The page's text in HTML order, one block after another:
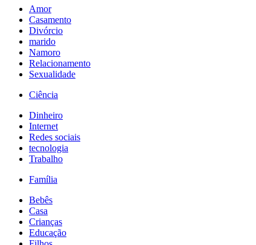
Amor
Casamento
Divórcio
marido
Namoro
Relacionamento
Sexualidade
Ciência
Dinheiro
Internet
Redes sociais
tecnologia
Trabalho
Família
Bebês
Casa
Crianças
Educação